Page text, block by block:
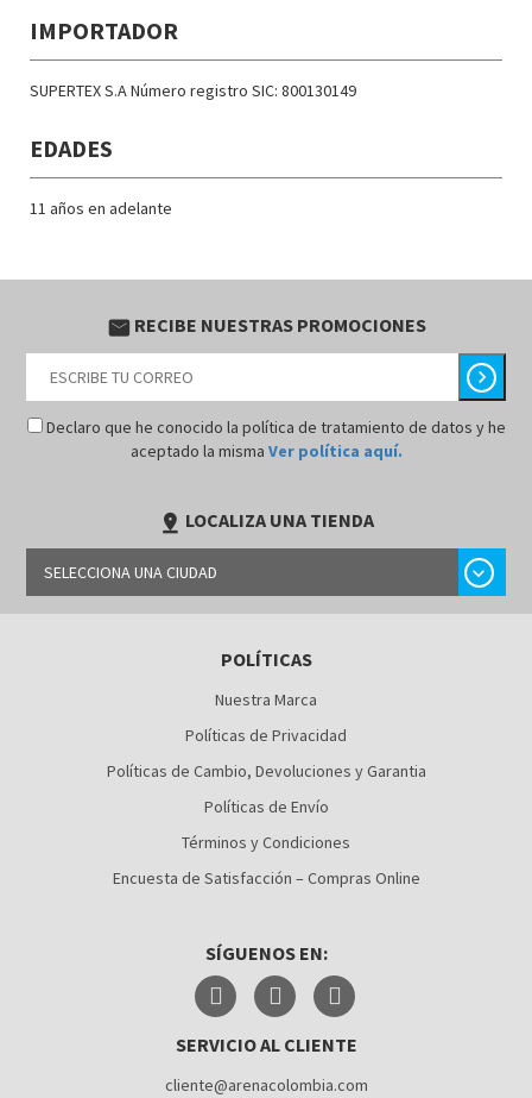
IMPORTADOR
SUPERTEX S.A Número registro SIC: 800130149
EDADES
11 años en adelante
email RECIBE NUESTRAS PROMOCIONES
chevron_right
Declaro que he conocido la política de tratamiento de datos y he
aceptado la misma Ver política aquí.
pin_drop LOCALIZA UNA TIENDA
SELECCIONA UNA CIUDAD chevron_right
BARRANQUILLA
POLÍTICAS
Nuestra Marca
Políticas de Privacidad
Políticas de Cambio, Devoluciones y Garantia
Políticas de Envío
Términos y Condiciones
Encuesta de Satisfacción – Compras Online
SÍGUENOS EN:
SERVICIO AL CLIENTE
cliente@arenacolombia.com